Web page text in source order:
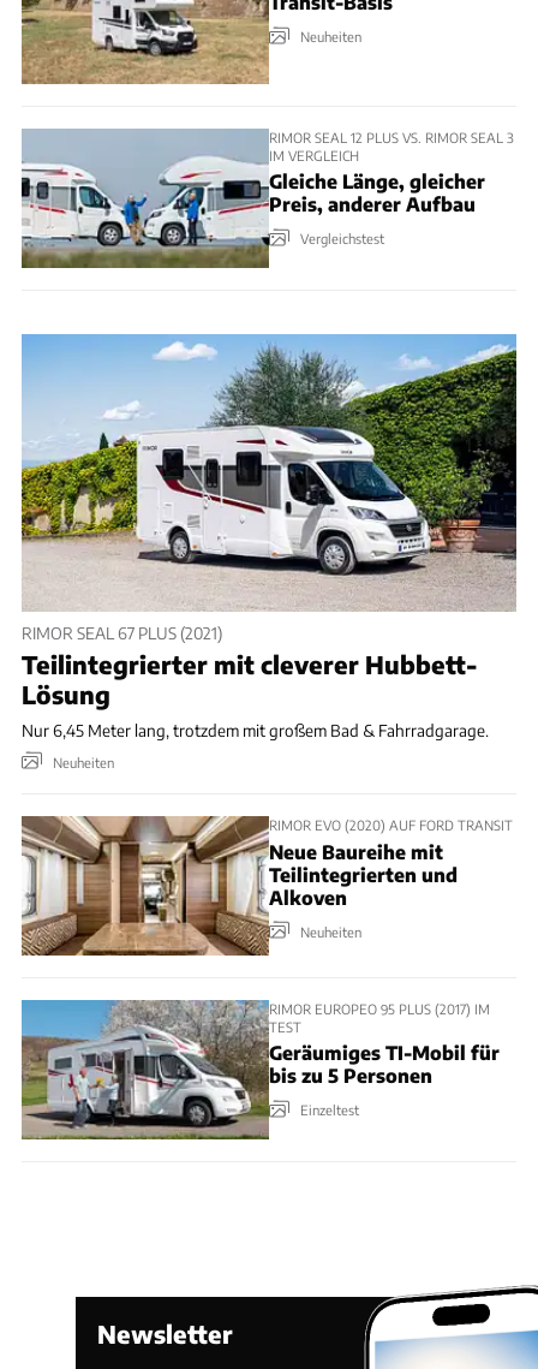
Neuheiten
RIMOR SEAL 12 PLUS VS. RIMOR SEAL 3
IM VERGLEICH
Gleiche Länge, gleicher
Preis, anderer Aufbau
Vergleichstest
RIMOR SEAL 67 PLUS (2021)
Teilintegrierter mit cleverer Hubbett-
Lösung
Nur 6,45 Meter lang, trotzdem mit großem Bad & Fahrradgarage.
Neuheiten
RIMOR EVO (2020) AUF FORD TRANSIT
Neue Baureihe mit
Teilintegrierten und
Alkoven
Neuheiten
RIMOR EUROPEO 95 PLUS (2017) IM
TEST
Geräumiges TI-Mobil für
bis zu 5 Personen
Einzeltest
Newsletter